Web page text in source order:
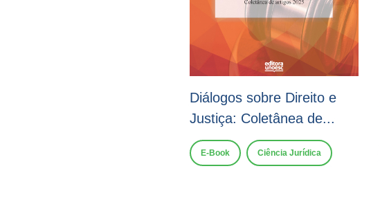
Diálogos sobre Direito e
Justiça: Coletânea de...
E-Book Ciência Jurídica